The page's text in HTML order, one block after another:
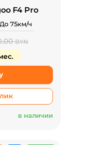
F4 Pro
До 75км/ч
BYN
в наличии